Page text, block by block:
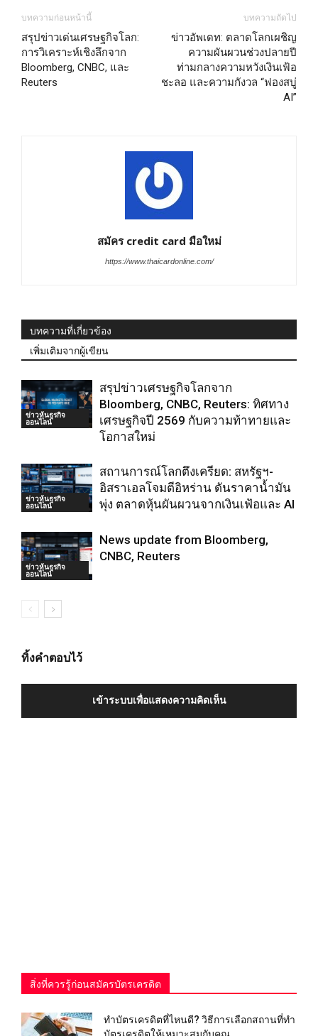
บทความก่อนหน้านี้
สรุปข่าวเด่นเศรษฐกิจโลก:
การวิเคราะห์เชิงลึกจาก
Bloomberg, CNBC, และ
Reuters
บทความถัดไป
ข่าวอัพเดท: ตลาดโลกเผชิญ
ความผันผวนช่วงปลายปี
ท่ามกลางความหวังเงินเฟ้อ
ชะลอ และความกังวล “ฟองสบู่
AI”
สมัคร credit card มือใหม่
https://www.thaicardonline.com/
บทความที่เกี่ยวข้อง
เพิ่มเติมจากผู้เขียน
ข่าวหุ้นธุรกิจ
ออนไลน์
สรุปข่าวเศรษฐกิจโลกจาก
Bloomberg, CNBC, Reuters: ทิศทาง
เศรษฐกิจปี 2569 กับความท้าทายและ
โอกาสใหม่
ข่าวหุ้นธุรกิจ
ออนไลน์
สถานการณ์โลกตึงเครียด: สหรัฐฯ-
อิสราเอลโจมตีอิหร่าน ดันราคาน้ำมัน
พุ่ง ตลาดหุ้นผันผวนจากเงินเฟ้อและ AI
ข่าวหุ้นธุรกิจ
ออนไลน์
News update from Bloomberg,
CNBC, Reuters
ทิ้งคำตอบไว้
เข้าระบบเพื่อแสดงความคิดเห็น
สิ่งที่ควรรู้ก่อนสมัครบัตรเครดิต
ทําบัตรเครดิตที่ไหนดี? วิธีการเลือกสถานที่ทำ